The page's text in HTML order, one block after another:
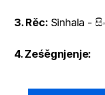
3. Rěc: Sinhala -
4. Ześěgnjenje: